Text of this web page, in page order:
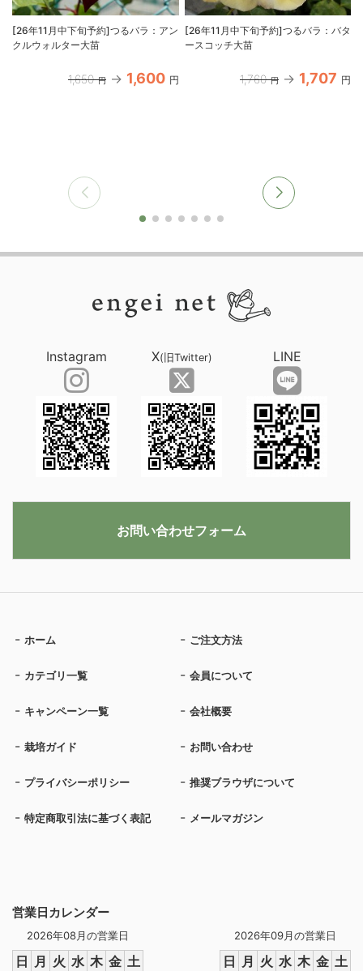
[26年11月中下旬予約]つるバラ：アン
クルウォルター大苗
1,650 円 1,600 円
[26年11月中下旬予約]つるバラ：バタ
ースコッチ大苗
1,760 円 1,707 円
営業日カレンダー
2026年08月の営業日
日 月 火 水 木 金 土
2026年09月の営業日
日 月 火 水 木 金 土
ホーム ご注文方法
カテゴリ一覧 会員について
キャンペーン一覧 会社概要
栽培ガイド お問い合わせ
プライバシーポリシー 推奨ブラウザについて
特定商取引法に基づく表記 メールマガジン
Instagram X(旧Twitter) LINE
お問い合わせフォーム